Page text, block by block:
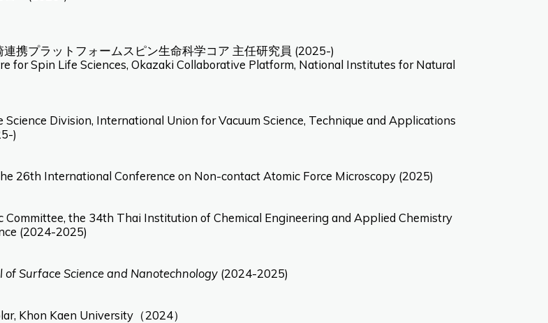
携プラットフォームスピン生命科学コア 主任研究員 (2025-)
for Spin Life Sciences, Okazaki Collaborative Platform, National Institutes for Natural
Science Division, International Union for Vacuum Science, Technique and Applications
)
26th International Conference on Non-contact Atomic Force Microscopy (2025)
Committee, the 34th Thai Institution of Chemical Engineering and Applied Chemistry
(2024-2025)
of Surface Science and Nanotechnology(2024-2025)
Khon Kaen University（2024）